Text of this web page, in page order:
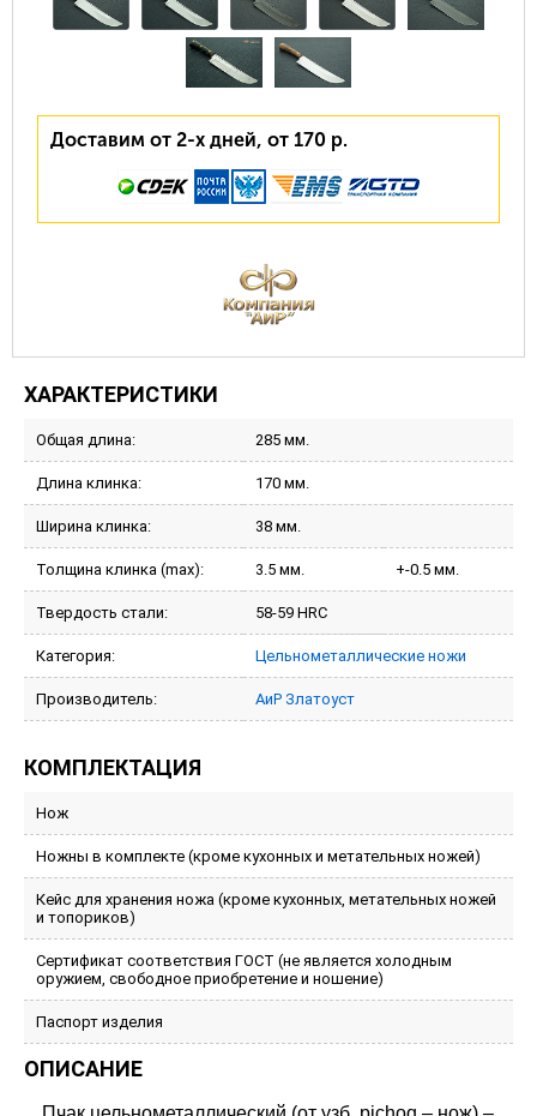
Доставим от 2-х дней, от 170 р.
ХАРАКТЕРИСТИКИ
Общая длина: 285 мм.
Длина клинка: 170 мм.
Ширина клинка: 38 мм.
Толщина клинка (max): 3.5 мм. +-0.5 мм.
Твердость стали: 58-59 HRC
Категория: Цельнометаллические ножи
Производитель: АиР Златоуст
КОМПЛЕКТАЦИЯ
Нож
Ножны в комплекте (кроме кухонных и метательных ножей)
Кейс для хранения ножа (кроме кухонных, метательных ножей
и топориков)
Сертификат соответствия ГОСТ (не является холодным
оружием, свободное приобретение и ношение)
Паспорт изделия
ОПИСАНИЕ